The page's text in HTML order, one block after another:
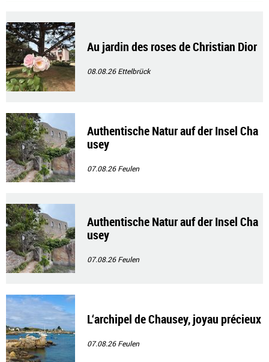
Au jardin des roses de Christian Dior
08.08.26Ettelbrück
Authentische Natur auf der Insel Cha
usey
07.08.26Feulen
Authentische Natur auf der Insel Cha
usey
07.08.26Feulen
L‘archipel de Chausey, joyau précieux
07.08.26Feulen